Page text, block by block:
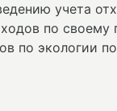
учета
по своему
по экологии